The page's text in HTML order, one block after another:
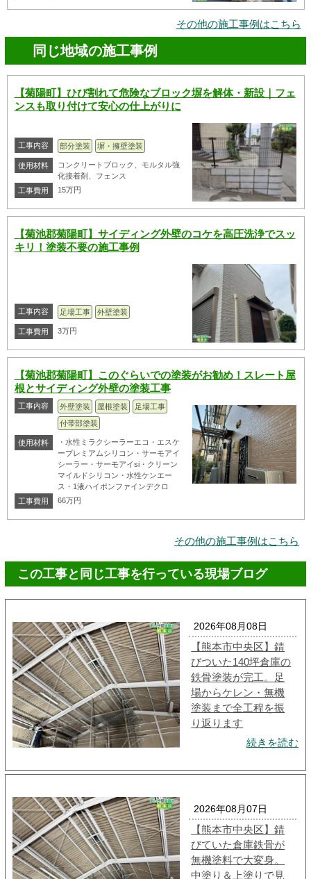
その他の施工事例はこちら
同じ地域の施工事例
【菊陽町】ひび割れて危険なブロック塀を解体・新設｜フェ
ンスも取り付けて安心の仕上がりに
工事内容 部分塗装 塀・擁壁塗装
使用材料
コンクリートブロック、モルタル強
化接着剤、フェンス
工事費用
15万円
【菊池郡菊陽町】サイディング外壁のコケを高圧洗浄でスッ
キリ！塗装不要の施工事例
工事内容 足場工事 外壁塗装
工事費用 3万円
【菊池郡菊陽町】このぐらいでの塗装がお勧め！スレート屋
根とサイディング外壁の塗装工事
工事内容 外壁塗装 屋根塗装
足場工事
付帯部塗装
使用材料
・水性ミラクシーラーエコ・エスケ
ープレミアムシリコン・サーモアイ
シーラー・サーモアイsi・クリーン
マイルドシリコン・水性ケンエー
ス・1液ハイポンファインデクロ
工事費用
66万円
その他の施工事例はこちら
この工事と同じ工事を行っている現場ブログ
2026年08月08日
【熊本市中央区】錆
びついた140坪倉庫の
鉄骨塗装が完工。足
場からケレン・無機
塗装まで全工程を振
り返ります
続きを読む
2026年08月07日
【熊本市中央区】錆
びていた倉庫鉄骨が
無機塗料で大変身。
中塗り＆上塗りで見